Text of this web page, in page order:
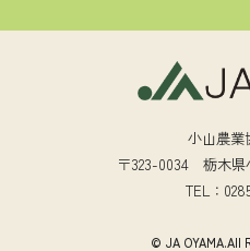
小山農業
〒323-0034 栃木県
TEL：
© JA OYAMA.All